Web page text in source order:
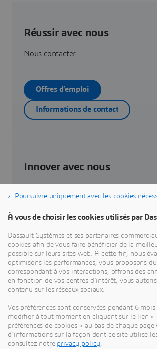
Réussir avec nous
Nous contacter.
Offres d’emploi
Informations de contact
Innover avec nous
3DEXPERIENCE Lab
Construire un avenir durable.
Poursuivre uniquement avec les cookies
À vous de choisir les cookies utilisés par
Dassault Systèmes et ses partenaires
cookies afin de vous faire bénéficier de la
possible sur leurs sites web. À cette fin, nous
optimisons les performances, vous proposons
correspondant à vos interactions, offrons des
en fonction de vos centres d'intérêt, vous
contenu sur les réseaux sociaux.
Vos préférences sont conservées pendant 6
modifier à tout moment en cliquant sur le lien «
préférences de cookies » au bas de chaque
d'informations sur la façon dont ce site utilise
consultez notre privacy policy.